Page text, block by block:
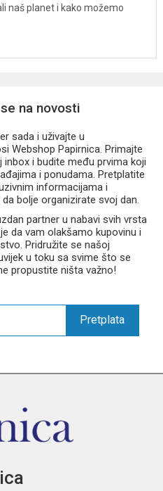
naš planet i kako možemo
na novosti
sada i uživajte u
Webshop Papirnica. Primajte
i budite među prvima koji
i ponudama. Pretplatite
informacijama i
bolje organizirate svoj dan.
partner u nabavi svih vrsta
da vam olakšamo kupovinu i
Pridružite se našoj
u toku sa svime što se
propustite ništa važno!
Pretplata